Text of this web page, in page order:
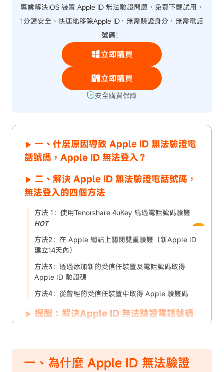
專業解決iOS 裝置 Apple ID 無法驗證問題，免費下載試用，
1分鐘安全、快速地移除Apple ID，無需驗證身分，無需電話
號碼！
立即購買
立即購買
安全購買保障
一、什麼原因導致 Apple ID 無法驗證電
話號碼，Apple ID 無法登入？
二、解決 Apple ID 無法驗證電話號碼，
無法登入的四個方法
方法 1：使用Tenorshare 4uKey 繞過電話號碼驗證
HOT
方法2：在 Apple 網站上關閉雙重驗證（新Apple ID
建立14天內）
方法3：透過添加新的受信任裝置及電話號碼取得
Apple ID 驗證碼
方法4：從曾經的受信任裝置中取得 Apple 驗證碼
提醒：解決Apple ID 無法驗證電話號碼
三、Apple ID 無法驗證電話號碼方案對
比
一、為什麼 Apple ID 無法驗證